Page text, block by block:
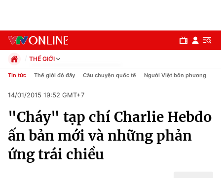
Chuyên mục
Chính trị
Xã hội
THẾ GIỚI
Chính trị
Pháp luật
Kinh tế
Thể thao
Truyền hình
Văn hóa - Giải trí
Y tế
Tin tức Thế giới đó đây Câu chuyện quốc tế Người Việt bốn phương
14/01/2015 19:52 GMT+7
"Cháy" tạp chí Charlie Hebdo
ấn bản mới và những phản
ứng trái chiều